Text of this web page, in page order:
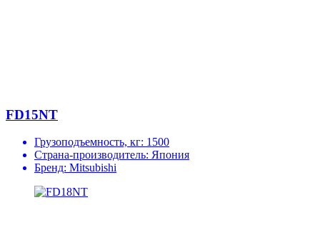
FD15NT
Грузоподъемность, кг: 1500
Страна-производитель: Япония
Бренд: Mitsubishi